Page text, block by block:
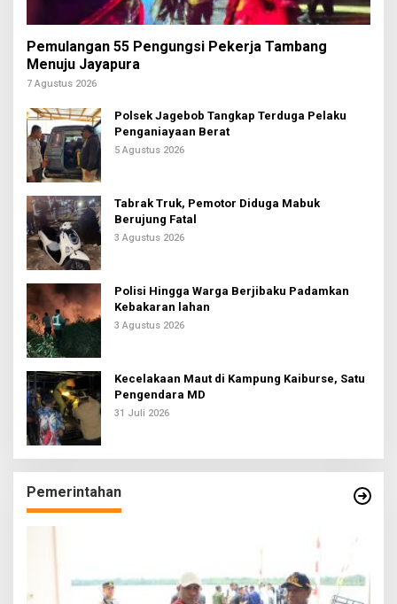
Pemulangan 55 Pengungsi Pekerja Tambang
Menuju Jayapura
7 Agustus 2026
Polsek Jagebob Tangkap Terduga Pelaku
Penganiayaan Berat
5 Agustus 2026
Tabrak Truk, Pemotor Diduga Mabuk
Berujung Fatal
3 Agustus 2026
Polisi Hingga Warga Berjibaku Padamkan
Kebakaran lahan
3 Agustus 2026
Kecelakaan Maut di Kampung Kaiburse, Satu
Pengendara MD
31 Juli 2026
Pemerintahan